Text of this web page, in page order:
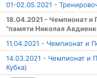
01-02.05.2021 -
18.04.2021 - Чемпионат и
"памяти Николая
11.04.2021 - Чемпионат и
14.03.2021 - Чемпионат и
Кубка)